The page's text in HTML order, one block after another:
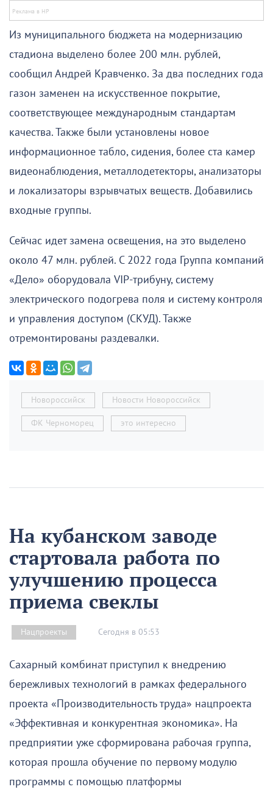
Из муниципального бюджета на модернизацию
стадиона выделено более 200 млн. рублей,
сообщил Андрей Кравченко. За два последних года
газон заменен на искусственное покрытие,
соответствующее международным стандартам
качества. Также были установлены новое
информационное табло, сидения, более ста камер
видеонаблюдения, металлодетекторы, анализаторы
и локализаторы взрывчатых веществ. Добавились
входные группы.
Сейчас идет замена освещения, на это выделено
около 47 млн. рублей. С 2022 года Группа компаний
«Дело» оборудовала VIP-трибуну, систему
электрического подогрева поля и систему контроля
и управления доступом (СКУД). Также
отремонтированы раздевалки.
Новороссийск Новости Новороссийск
ФК Черноморец это интересно
На кубанском заводе
стартовала работа по
улучшению процесса
приема свеклы
Нацпроекты Сегодня в 05:53
Сахарный комбинат приступил к внедрению
бережливых технологий в рамках федерального
проекта «Производительность труда» нацпроекта
«Эффективная и конкурентная экономика». На
предприятии уже сформирована рабочая группа,
которая прошла обучение по первому модулю
программы с помощью платформы